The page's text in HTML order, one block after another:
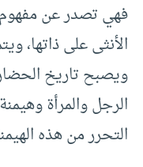
فهي تصدر عن
الأنثى على ذاتها،
ويصبح تاريخ
الرجل والمرأة
التحرر من هذه